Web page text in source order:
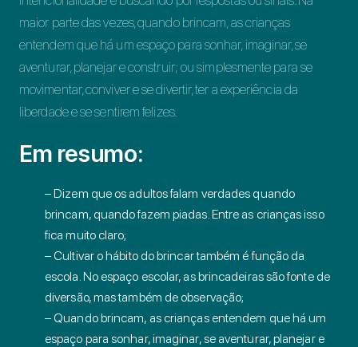
maior parte das vezes, quando brincam, as crianças
entendem que há um espaço para sonhar, imaginar, se
aventurar, planejar e construir; ou simplesmente para se
movimentar, conviver e se divertir, ter a experiência da
liberdade e se sentirem felizes.
Em resumo:
– Dizem que os adultos falam verdades quando
brincam, quando fazem piadas. Entre as crianças isso
fica muito claro;
– Cultivar o hábito do brincar também é função da
escola. No espaço escolar, as brincadeiras são fonte de
diversão, mas também de observação;
– Quando brincam, as crianças entendem que há um
espaço para sonhar, imaginar, se aventurar, planejar e